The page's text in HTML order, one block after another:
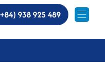
938 925 489